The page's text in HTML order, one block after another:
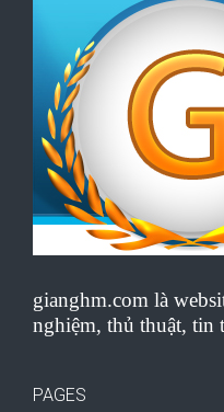
gianghm.com là
nghiệm, thủ thuật, tin
PAGES